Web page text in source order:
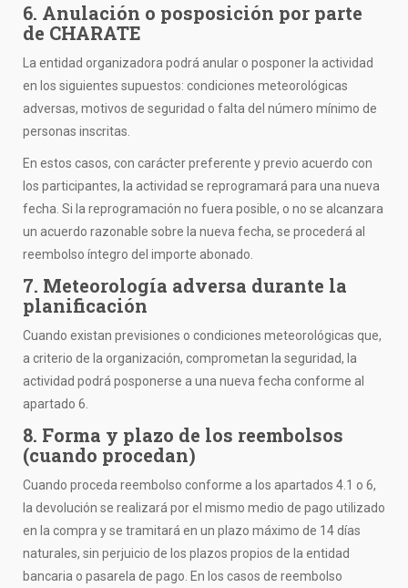
6. Anulación o posposición por parte
de CHARATE
La entidad organizadora podrá anular o posponer la actividad
en los siguientes supuestos: condiciones meteorológicas
adversas, motivos de seguridad o falta del número mínimo de
personas inscritas.
En estos casos, con carácter preferente y previo acuerdo con
los participantes, la actividad se reprogramará para una nueva
fecha. Si la reprogramación no fuera posible, o no se alcanzara
un acuerdo razonable sobre la nueva fecha, se procederá al
reembolso íntegro del importe abonado.
7. Meteorología adversa durante la
planificación
Cuando existan previsiones o condiciones meteorológicas que,
a criterio de la organización, comprometan la seguridad, la
actividad podrá posponerse a una nueva fecha conforme al
apartado 6.
8. Forma y plazo de los reembolsos
(cuando procedan)
Cuando proceda reembolso conforme a los apartados 4.1 o 6,
la devolución se realizará por el mismo medio de pago utilizado
en la compra y se tramitará en un plazo máximo de 14 días
naturales, sin perjuicio de los plazos propios de la entidad
bancaria o pasarela de pago. En los casos de reembolso